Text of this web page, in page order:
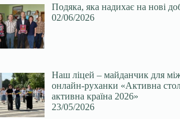
Подяка, яка надихає на нові
02/06/2026
Наш ліцей – майданчик для
онлайн-руханки «Активна
активна країна 2026»
23/05/2026